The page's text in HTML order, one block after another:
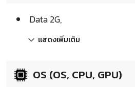
Data 2G,
แสดงเพิ่มเติม
OS (OS, CPU, GPU)